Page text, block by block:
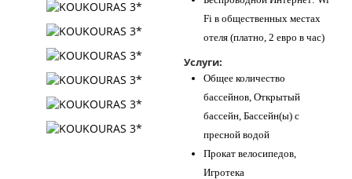
Fi в общественных местах
отеля (платно, 2 евро в час)
Услуги:
Общее количество
бассейнов, Открытый
бассейн, Бассейн(ы) с
пресной водой
Прокат велосипедов,
Игротека